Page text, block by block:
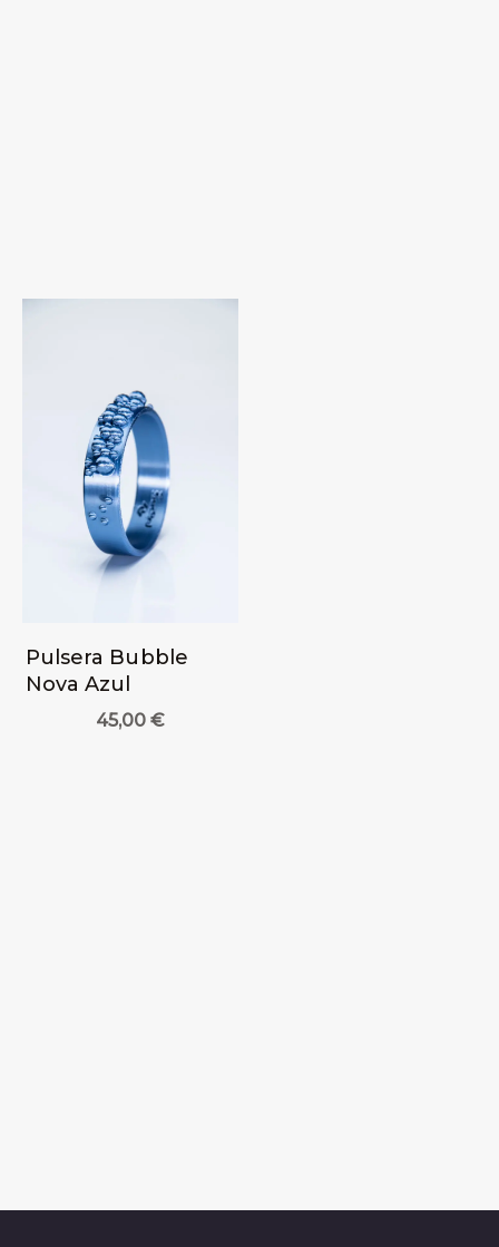
Pulsera Bubble
Nova Azul
45,00 €